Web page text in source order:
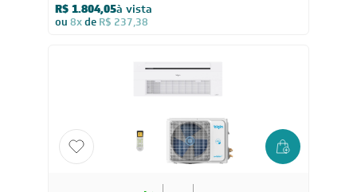
R$ 1.804,05à vista
ou 8xde R$ 237,38